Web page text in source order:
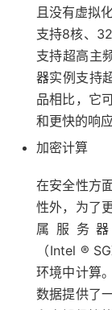
且没有虚拟
支持8核、
支持超高主
器实例支持
品相比，它
和更快的响应
加密计算
在安全性方
性外，为了
属服务
（Intel ®
环境中计算
数据提供了